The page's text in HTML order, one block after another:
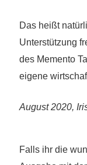
Das heißt
Unterstützung
des Memento
eigene
August 2020,
Falls ihr die